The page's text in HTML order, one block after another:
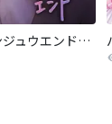
シンジュウエンド【タテヨミ】